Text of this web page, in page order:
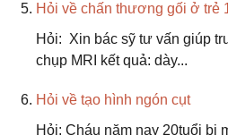
Hỏi về chấn thương gối ở trẻ
Hỏi: Xin bác sỹ tư vấn giúp
chụp MRI kết quả: dày...
Hỏi về tạo hình ngón cụt
Hỏi: Cháu năm nay 20tuổi bị